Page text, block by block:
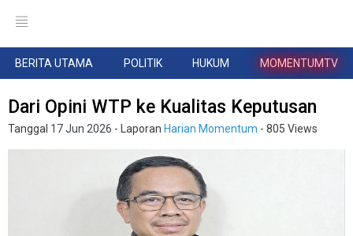
BERITA UTAMA POLITIK HUKUM MOMENTUMTV
Dari Opini WTP ke Kualitas Keputusan
Tanggal 17 Jun 2026 - Laporan Harian Momentum - 805 Views